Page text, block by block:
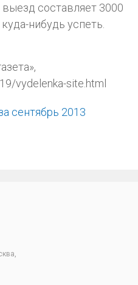
составляет 3000
нибудь успеть.
vydelenka-site.html
сентябрь 2013